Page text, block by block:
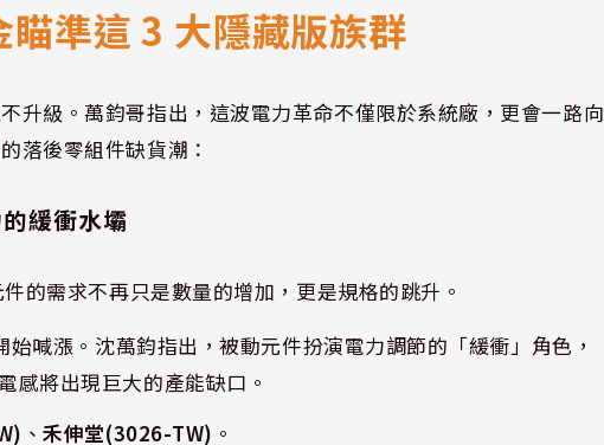
準這 3 大隱藏版族群
升級。萬鈞哥指出，這波電力革命不僅限於系統廠，更會一路向
落後零組件缺貨潮：
緩衝水壩
的需求不再只是數量的增加，更是規格的跳升。
喊漲。沈萬鈞指出，被動元件扮演電力調節的「緩衝」角色，
感將出現巨大的產能缺口。
、禾伸堂(3026-TW) 。